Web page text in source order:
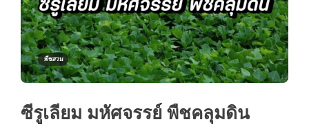
พืชสวน
ซีรูเลียม มหัศจรรย์ พืชคลุมดิน